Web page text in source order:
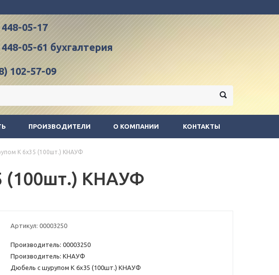
05-17
05-61 бухгалтерия
102-57-09
ПРОИЗВОДИТЕЛИ О КОМПАНИИ КОНТАКТЫ
К 6х35 (100шт.) КНАУФ
(100шт.) КНАУФ
Артикул: 00003250
Производитель: 00003250
Производитель: КНАУФ
Дюбель с шурупом К 6х35 (100шт.) КНАУФ